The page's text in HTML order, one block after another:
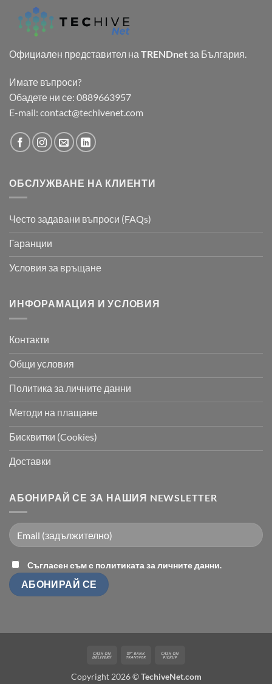
Официален представител на TRENDnetза България.
Имате въпроси?
Обадете ни се: 0889663957
E-mail: contact@techivenet.com
ОБСЛУЖВАНЕ НА КЛИЕНТИ
Често задавани въпроси (FAQs)
Гаранции
Условия за връщане
ИНФОРАМАЦИЯ И УСЛОВИЯ
Контакти
Общи условия
Политика за личните данни
Методи на плащане
Бисквитки (Cookies)
Доставки
АБОНИРАЙ СЕ ЗА НАШИЯ NEWSLETTER
Съгласен съм с политиката за личните данни.
Cash
Delivery
Bank
Pickup
Copyright 2026 ©TechiveNet.com